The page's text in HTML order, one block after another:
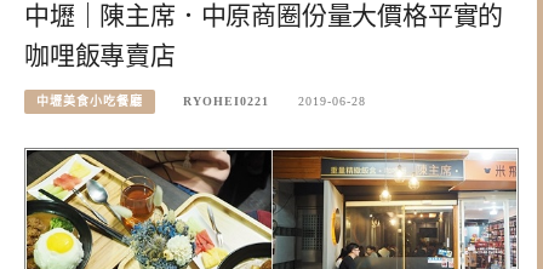
中壢｜陳主席．中原商圈份量大價格平實的
咖哩飯專賣店
中壢美食小吃餐廳 RYOHEI0221 2019-06-28